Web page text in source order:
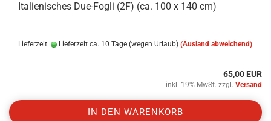
Italienisches Due-Fogli (2F) (ca. 100 x 140 cm)
Lieferzeit: Lieferzeit ca. 10 Tage (wegen Urlaub) (Ausland abweichend)
65,00 EUR
inkl. 19% MwSt. zzgl. Versand
IN DEN WARENKORB